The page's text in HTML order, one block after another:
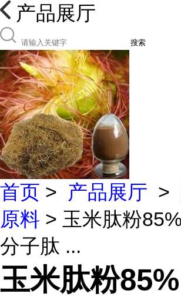
产品展厅
搜索
首页 > 产品展厅 >
原料 > 玉米肽粉
分子肽 ...
玉米肽粉